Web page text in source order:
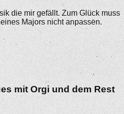
die mir gefällt. Zum Glück muss
Majors nicht anpassen.
mit Orgi und dem Rest